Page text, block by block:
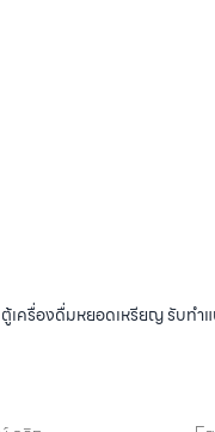
รื่องดื่มหยอดเหรียญ รับทำแ